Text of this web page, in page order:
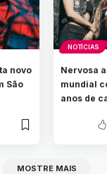
novo
São
NOTÍCIAS
Nervosa
mundial
anos de
MOSTRE MAIS